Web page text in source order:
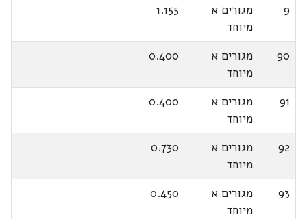
9
מגורים א
מיוחד
1.155
90
מגורים א
מיוחד
0.400
91
מגורים א
מיוחד
0.400
92
מגורים א
מיוחד
0.730
93
מגורים א
מיוחד
0.450